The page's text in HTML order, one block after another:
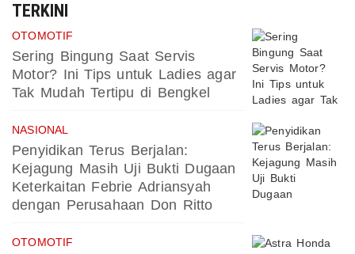
TERKINI
OTOMOTIF
Sering Bingung Saat Servis
Motor? Ini Tips untuk Ladies agar
Tak Mudah Tertipu di Bengkel
NASIONAL
Penyidikan Terus Berjalan:
Kejagung Masih Uji Bukti Dugaan
Keterkaitan Febrie Adriansyah
dengan Perusahaan Don Ritto
OTOMOTIF